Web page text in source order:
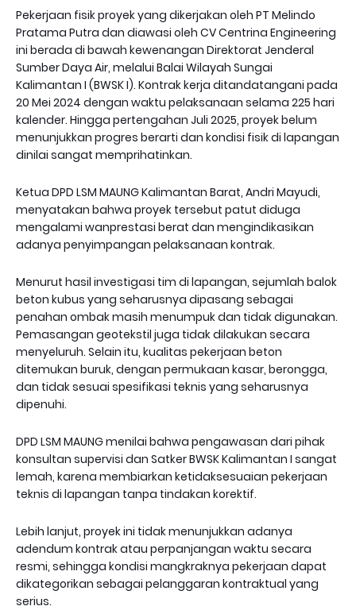
Pekerjaan fisik proyek yang dikerjakan oleh PT Melindo
Pratama Putra dan diawasi oleh CV Centrina Engineering
ini berada di bawah kewenangan Direktorat Jenderal
Sumber Daya Air, melalui Balai Wilayah Sungai
Kalimantan I (BWSK I). Kontrak kerja ditandatangani pada
20 Mei 2024 dengan waktu pelaksanaan selama 225 hari
kalender. Hingga pertengahan Juli 2025, proyek belum
menunjukkan progres berarti dan kondisi fisik di lapangan
dinilai sangat memprihatinkan.
Ketua DPD LSM MAUNG Kalimantan Barat, Andri Mayudi,
menyatakan bahwa proyek tersebut patut diduga
mengalami wanprestasi berat dan mengindikasikan
adanya penyimpangan pelaksanaan kontrak.
Menurut hasil investigasi tim di lapangan, sejumlah balok
beton kubus yang seharusnya dipasang sebagai
penahan ombak masih menumpuk dan tidak digunakan.
Pemasangan geotekstil juga tidak dilakukan secara
menyeluruh. Selain itu, kualitas pekerjaan beton
ditemukan buruk, dengan permukaan kasar, berongga,
dan tidak sesuai spesifikasi teknis yang seharusnya
dipenuhi.
DPD LSM MAUNG menilai bahwa pengawasan dari pihak
konsultan supervisi dan Satker BWSK Kalimantan I sangat
lemah, karena membiarkan ketidaksesuaian pekerjaan
teknis di lapangan tanpa tindakan korektif.
Lebih lanjut, proyek ini tidak menunjukkan adanya
adendum kontrak atau perpanjangan waktu secara
resmi, sehingga kondisi mangkraknya pekerjaan dapat
dikategorikan sebagai pelanggaran kontraktual yang
serius.